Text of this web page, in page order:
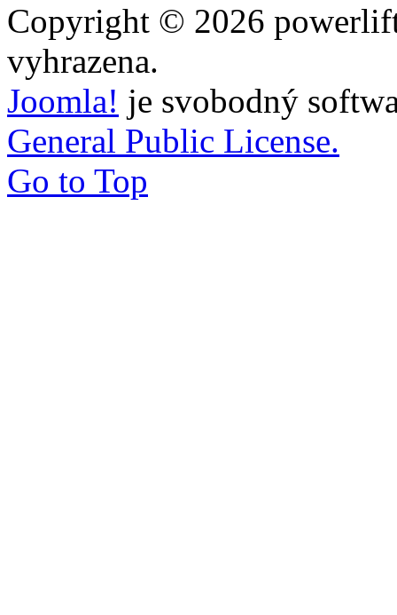
Copyright © 2026
vyhrazena.
Joomla! je svobodný
General Public License.
Go to Top